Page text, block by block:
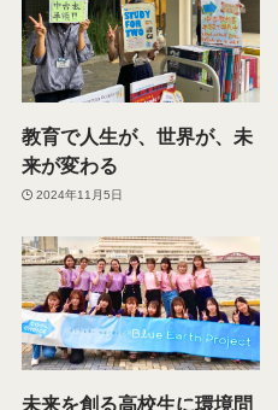
教育で人生が、世界が、未
来が変わる
2024年11月5日
未来を創る高校生に環境問